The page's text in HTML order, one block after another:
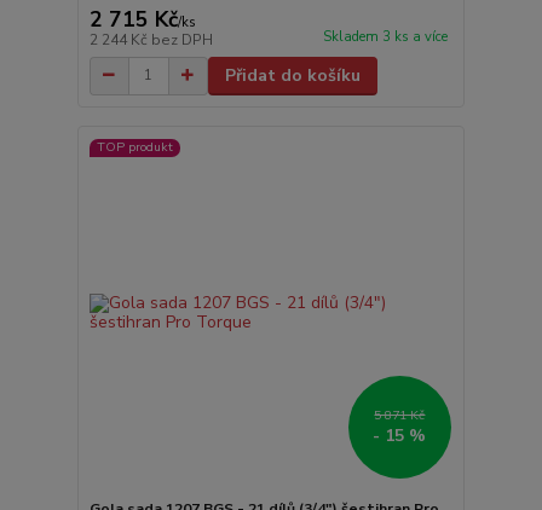
2 715 Kč/ks
2 244 Kč bez DPH Skladem 3 ks a více
Přidat do košíku
TOP produkt
5 871 Kč
- 15 %